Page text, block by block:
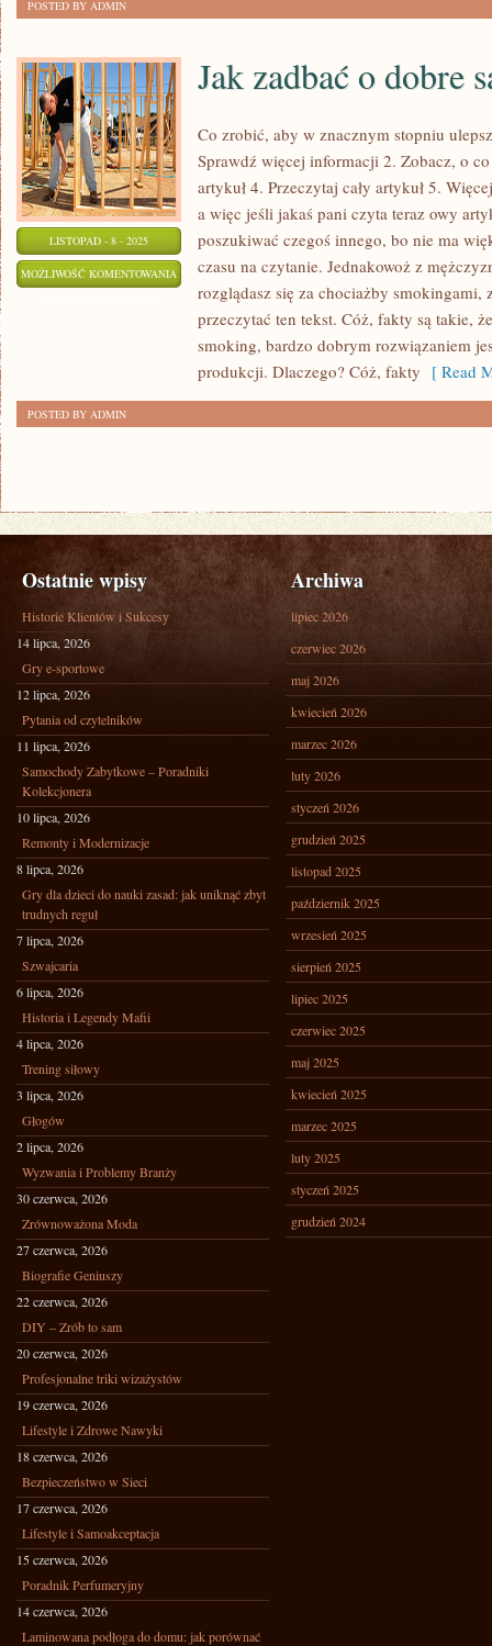
POSTED BY ADMIN
LISTOPAD - 8 - 2025
MOŻLIWOŚĆ KOMENTOWANIA
ZADBAĆ
DOBRE
SAMOPOCZUCIE?
Jak zadbać o dobre
Co zrobić, aby w znacznym stopniu
Sprawdź więcej informacji 2. Zobacz, o
artykuł 4. Przeczytaj cały artykuł 5.
a więc jeśli jakaś pani czyta teraz owy
poszukiwać czegoś innego, bo nie ma
czasu na czytanie. Jednakowoż z
rozglądasz się za chociażby smokingami,
przeczytać ten tekst. Cóż, fakty są takie,
smoking, bardzo dobrym rozwiązaniem
produkcji. Dlaczego? Cóż, fakty [ Read
POSTED BY ADMIN
Ostatnie wpisy
Historie Klientów i Sukcesy
14 lipca, 2026
Gry e-sportowe
12 lipca, 2026
Pytania od czytelników
11 lipca, 2026
Samochody Zabytkowe – Poradniki
Kolekcjonera
10 lipca, 2026
Remonty i Modernizacje
8 lipca, 2026
Gry dla dzieci do nauki zasad: jak uniknąć zbyt
trudnych reguł
7 lipca, 2026
Szwajcaria
6 lipca, 2026
Historia i Legendy Mafii
4 lipca, 2026
Trening siłowy
3 lipca, 2026
Głogów
2 lipca, 2026
Wyzwania i Problemy Branży
30 czerwca, 2026
Zrównoważona Moda
27 czerwca, 2026
Biografie Geniuszy
22 czerwca, 2026
DIY – Zrób to sam
20 czerwca, 2026
Profesjonalne triki wizażystów
19 czerwca, 2026
Lifestyle i Zdrowe Nawyki
18 czerwca, 2026
Bezpieczeństwo w Sieci
17 czerwca, 2026
Lifestyle i Samoakceptacja
15 czerwca, 2026
Poradnik Perfumeryjny
14 czerwca, 2026
Laminowana podłoga do domu: jak porównać
Archiwa
lipiec 2026
czerwiec 2026
maj 2026
kwiecień 2026
marzec 2026
luty 2026
styczeń 2026
grudzień 2025
listopad 2025
październik 2025
wrzesień 2025
sierpień 2025
lipiec 2025
czerwiec 2025
maj 2025
kwiecień 2025
marzec 2025
luty 2025
styczeń 2025
grudzień 2024